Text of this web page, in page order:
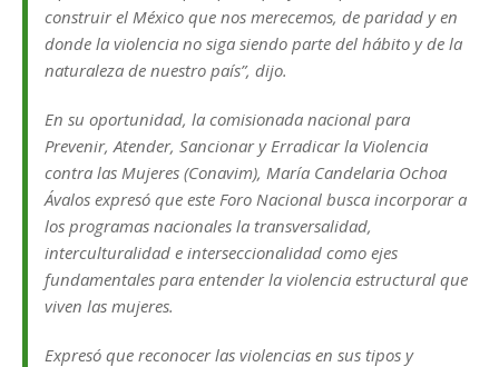
construir el México que nos merecemos, de paridad y en
donde la violencia no siga siendo parte del hábito y de la
naturaleza de nuestro país”, dijo.
En su oportunidad, la comisionada nacional para
Prevenir, Atender, Sancionar y Erradicar la Violencia
contra las Mujeres (Conavim), María Candelaria Ochoa
Ávalos expresó que este Foro Nacional busca incorporar a
los programas nacionales la transversalidad,
interculturalidad e interseccionalidad como ejes
fundamentales para entender la violencia estructural que
viven las mujeres.
Expresó que reconocer las violencias en sus tipos y